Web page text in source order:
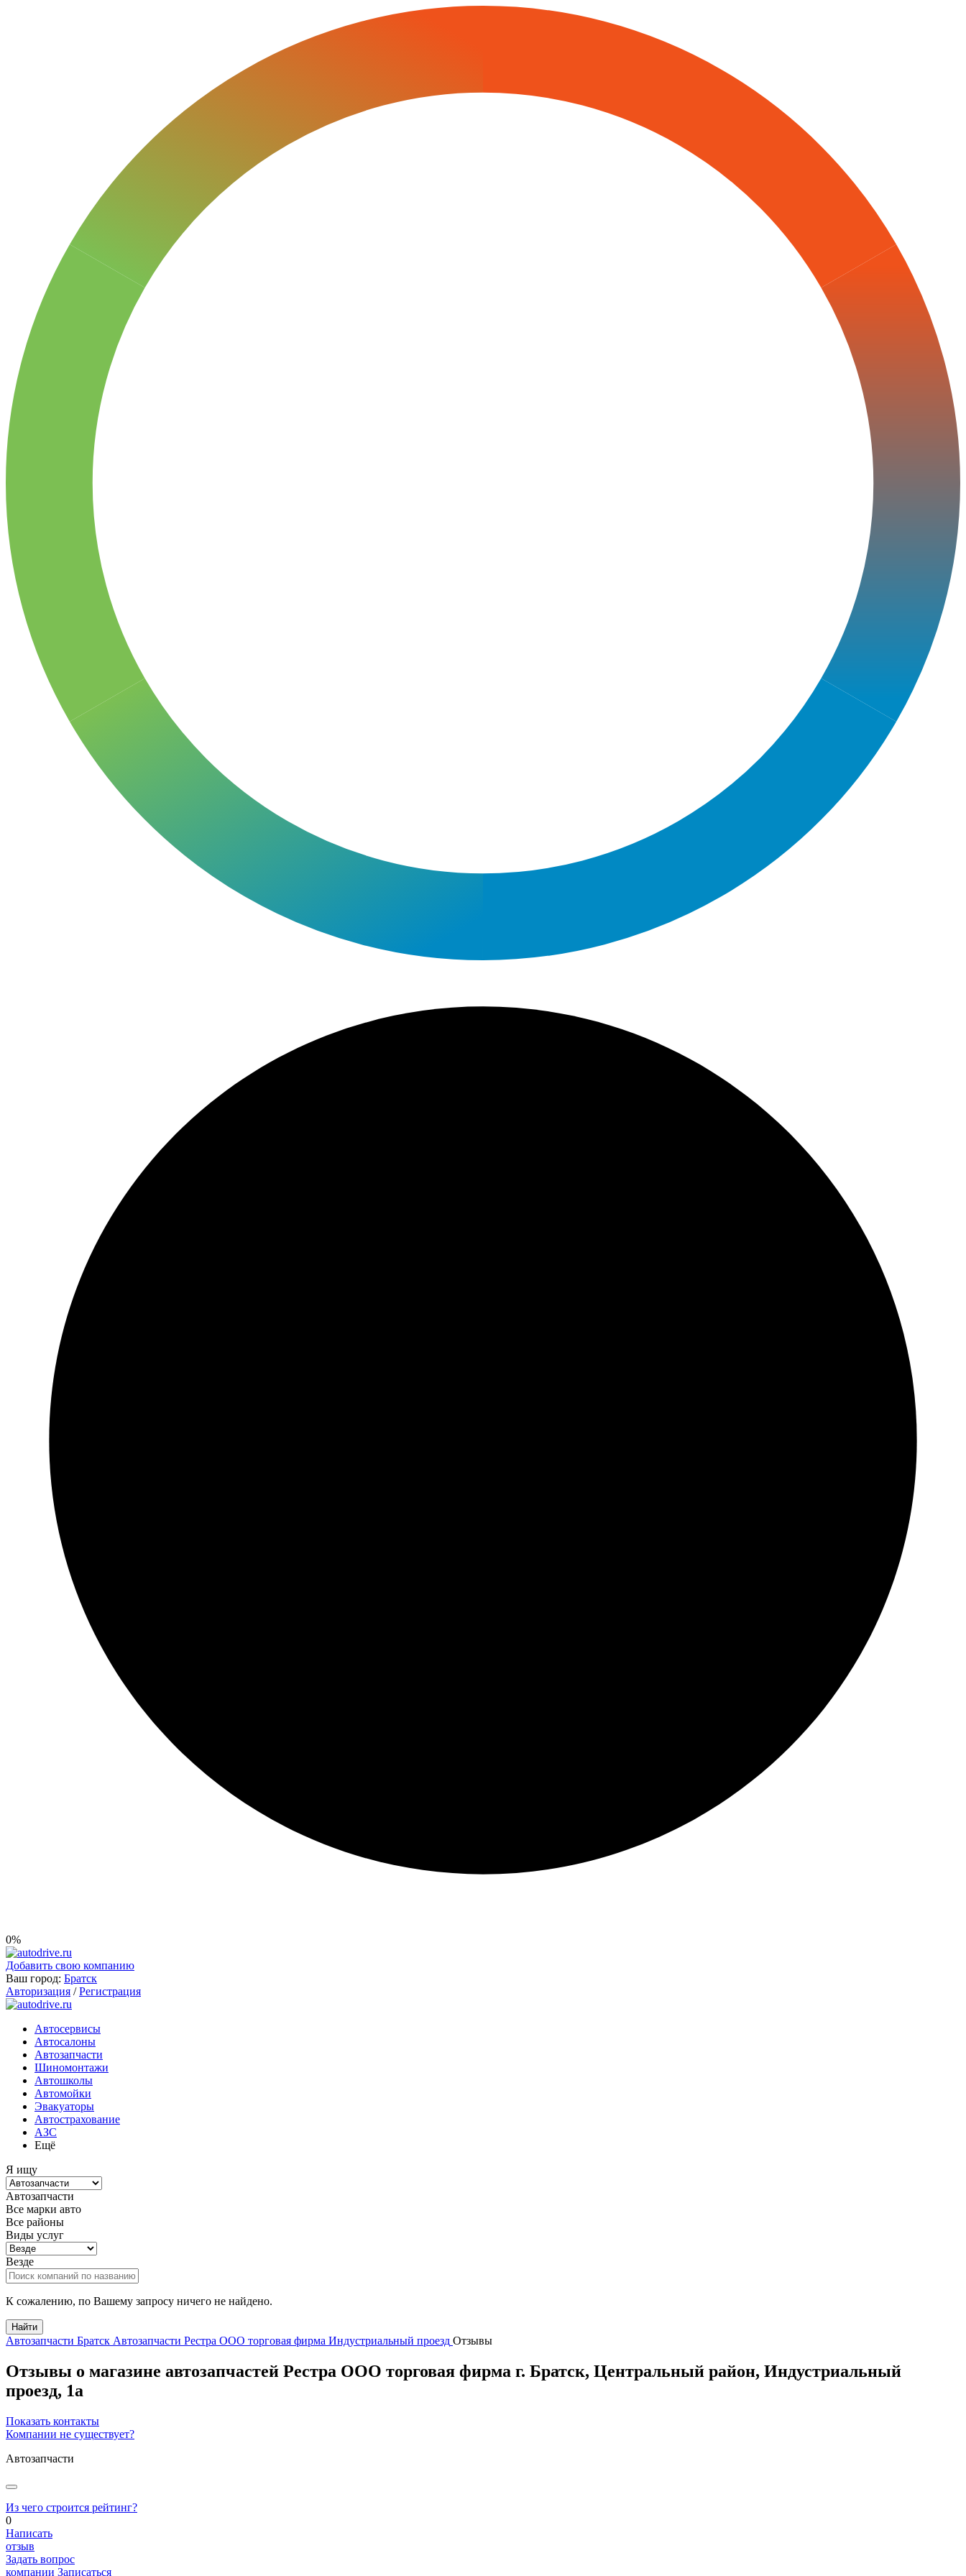
0%
Добавить свою компанию
Ваш город: Братск
Авторизация / Регистрация
Автосервисы
Автосалоны
Автозапчасти
Шиномонтажи
Автошколы
Автомойки
Эвакуаторы
Автострахование
АЗС
Ещё
Я ищу
Автозапчасти
Все марки авто
Все районы
Виды услуг
Везде
К сожалению, по Вашему запросу ничего не найдено.
Найти
Автозапчасти Братск Автозапчасти Рестра ООО торговая фирма Индустриальный проезд Отзывы
Отзывы о магазине автозапчастей Рестра ООО торговая фирма г. Братск, Центральный район, Индустриальный
проезд, 1а
Показать контакты
Компании не существует?
Автозапчасти
Из чего строится рейтинг?
0
Написать
отзыв
Задать вопрос
компании Записаться